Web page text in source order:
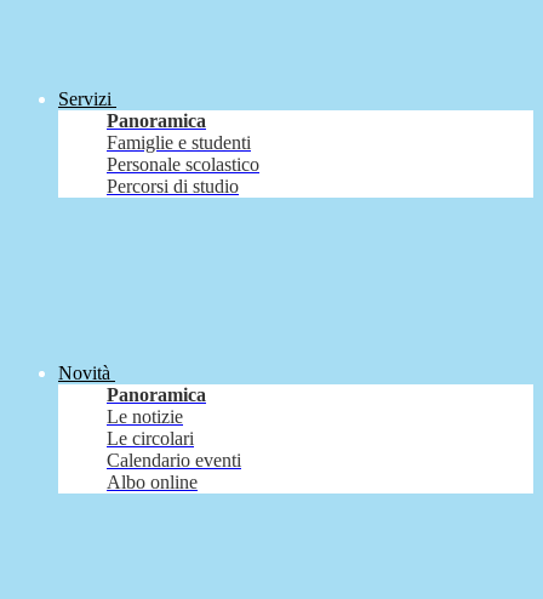
Servizi
Panoramica
Famiglie e studenti
Personale scolastico
Percorsi di studio
Novità
Panoramica
Le notizie
Le circolari
Calendario eventi
Albo online